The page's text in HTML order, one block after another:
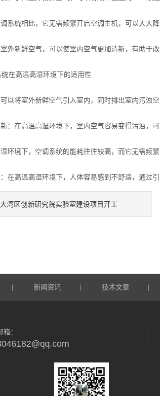
统相比，它无需频繁开启空调主机，可以大大降
新鲜空气，可以使室内空气更加清新，有助于改
高温高湿环境下的适用性
将室外新鲜空气引入室内，同时排出室内污浊空
在高温高湿环境下，室内空气容易变得污浊，可
境下，空调系统的能耗往往较高，而它无需频繁
高温高湿环境下，人体容易感到不舒适，通过引
湾区创新研究院实验室建设项目开工
新闻资讯 技术文章
箱：